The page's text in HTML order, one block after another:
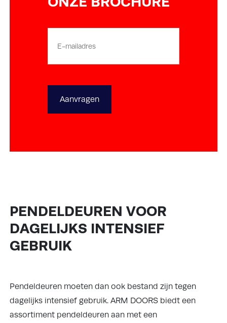
mailadres
PENDELDEUREN VOOR
DAGELIJKS INTENSIEF
GEBRUIK
Pendeldeuren moeten dan ook bestand zijn tegen
dagelijks intensief gebruik. ARM DOORS biedt een
assortiment pendeldeuren aan met een